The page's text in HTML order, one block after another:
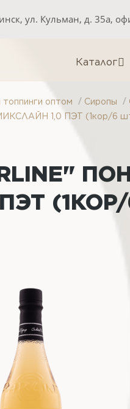
ул. Кульман, д. 35а,
Каталог
оптом / Сиропы /
1,0 ПЭТ (1кор/6